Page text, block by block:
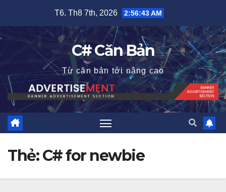
content
T6. Th8 7th, 2026 2:56:44 AM
C# Căn Bản
Từ căn bản tới nâng cao
Thẻ:C# for newbie